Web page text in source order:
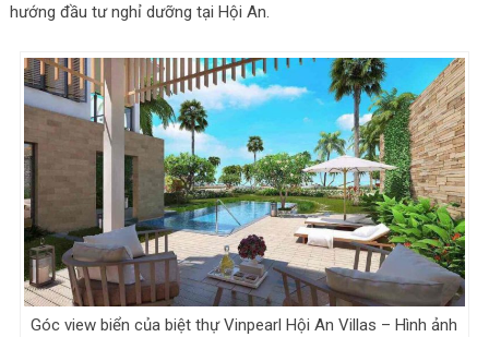
hướng đầu tư nghỉ dưỡng tại Hội An.
Góc view biển của biệt thự Vinpearl Hội An Villas – Hình ảnh